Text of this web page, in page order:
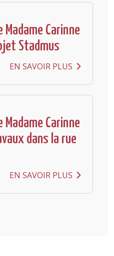
Carinne
Stadmus
EN SAVOIR PLUS
Carinne
dans la rue
EN SAVOIR PLUS